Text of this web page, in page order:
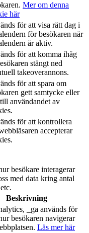
Mer om denna
här
för att visa rätt dag i
för besökaren när
är aktiv.
för att komma ihåg
stängt ned
takeoverannons.
för att spara om
gett samtycke eller
användandet av
för att kontrollera
accepterar
besökare interagerar
med data kring antal
Beskrivning
_ga används för
besökaren navigerar
Läs mer här